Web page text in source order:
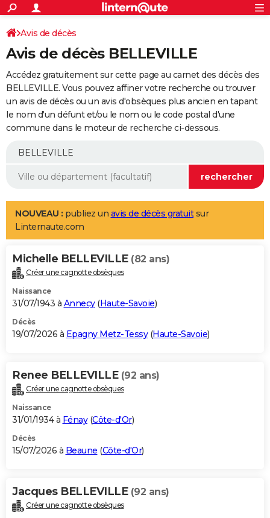
ACTUALITÉS
Politique
Société
Faits Divers
Education
Monde
Villes
+
SPORT
Coupe du monde 2026
Football
Tennis
Cyclisme
Rugby
Forum
Programme TV
TNT
Streaming
Cinéma
Sorties cinéma
Musique
+
FINANCE
Impôts
Immobilier
Risques naturels par ville
Banque
Assurance
Crédit
AUTO
Essais
Réserver un essai
Citadines
Berlines
SUV
Forum auto
+
Mobiles
Meilleur smartphone
Internet
Ordinateurs
Jeux vidéo
Guide high-tech
Aménagement intérieur
LIFESTYLE
Art de vivre
Bien-être
Loisirs
Mode
Modes de vie
Alimentation
Guide de la santé
Maladies
Médicaments
Sommeil
VOYAGE
Destinations
City break
Voyage nature
Voyage de noces
Forum
Climat
+PHOTO
GUIDES D'ACHAT
BONS PLANS
Carte de Noël
Carte Bonne année
Carte Saint-Valentin
Carte Pâques
Carte d'anniversaire
DICTIONNAIRE
Dictionnaire
Biographies
Citations
Expressions
Proverbes
PROGRAMME TV
S'inscrire
Se connecter
Lycées
Collèges
Primaires
Universités
Entreprises
Service militaire
Avis de recherche
AVIS DE DÉCÈS
Bricolage
Lifestyle
Culture
Sport
Auto
Television
Voyage
Cinema
Avis de décès
Avis de décès BELLEVILLE
Accédez gratuitement sur cette page au carnet des décès des
BELLEVILLE. Vous pouvez affiner votre recherche ou trouver
un avis de décès ou un avis d'obsèques plus ancien en tapant
le nom d'un défunt et/ou le nom ou le code postal d'une
commune dans le moteur de recherche ci-dessous.
NOUVEAU : publiez un avis de décès gratuitsur
Linternaute.com
Michelle BELLEVILLE (82 ans)
Créer une cagnotte obsèques
Naissance
31/07/1943 à Annecy(Haute-Savoie)
Décès
19/07/2026 à Epagny Metz-Tessy(Haute-Savoie)
Renee BELLEVILLE (92 ans)
Créer une cagnotte obsèques
Naissance
31/01/1934 à Fénay(Côte-d'Or)
Décès
15/07/2026 à Beaune (Côte-d'Or)
Jacques BELLEVILLE (92 ans)
Créer une cagnotte obsèques